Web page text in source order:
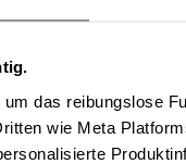
das reibungslose
wie Meta